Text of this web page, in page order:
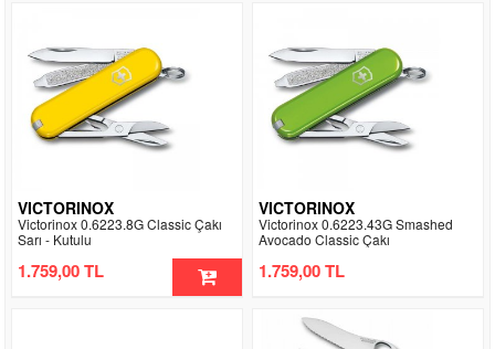
VICTORINOX
Victorinox 0.6223.8G Classic Çakı
Sarı - Kutulu
1.759,00 TL
VICTORINOX
Victorinox 0.6223.43G Smashed
Avocado Classic Çakı
1.759,00 TL